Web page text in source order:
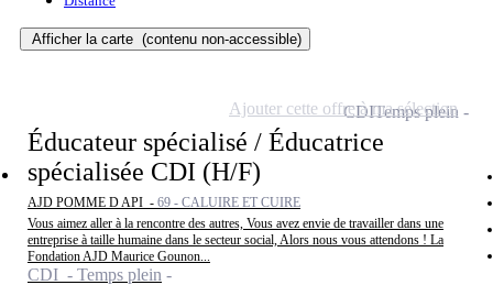
Afficher la carte (contenu non-accessible)
Éducateur spécialisé / Éducatrice
spécialisée CDI (H/F)
AJD POMME D API - 69 - CALUIRE ET CUIRE
Vous aimez aller à la rencontre des autres, Vous avez envie de travailler dans une
entreprise à taille humaine dans le secteur social, Alors nous vous attendons ! La
Fondation AJD Maurice Gounon...
CDI - Temps plein
CDITemps plein
Ajouter cette offre à ma sélection